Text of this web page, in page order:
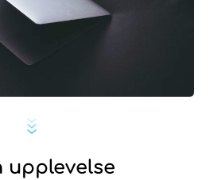
upplevelse